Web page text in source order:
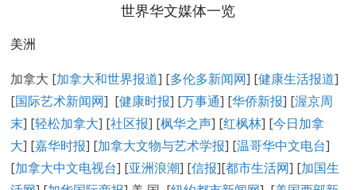
世界华文媒体一览
美洲
加拿大 [加拿大和世界报道] [多伦多新闻网] [健康生活报道]
[国际艺术新闻网] [健康时报] [万事通] [华侨新报] [渥京周
末] [轻松加拿大] [社区报] [枫华之声] [红枫林] [今日加拿
大] [嘉华时报] [加拿大文物与艺术学报] [温哥华中文电台]
[加拿大中文电视台] [亚洲浪潮] [信报][都市生活网] [加国生